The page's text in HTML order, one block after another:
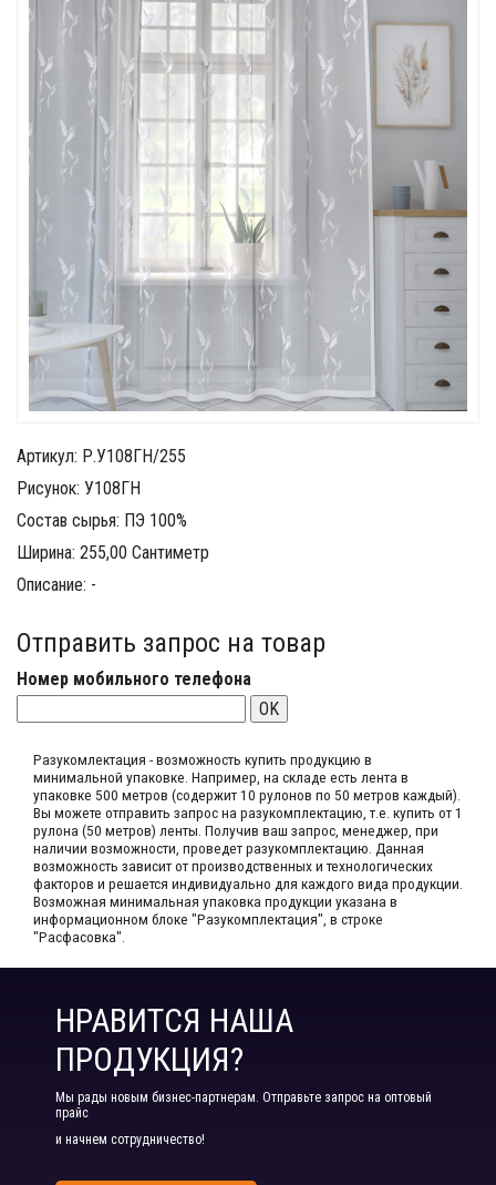
Артикул: Р.У108ГН/255
Рисунок: У108ГН
Состав сырья: ПЭ 100%
Ширина: 255,00 Сантиметр
Описание: -
Отправить запрос на товар
Номер мобильного телефона
OK
Разукомлектация - возможность купить продукцию в
минимальной упаковке. Например, на складе​ есть лента в
упаковке 500 метров (содержит 10 рулонов по 50 метров каждый).​
Вы можете отправить запрос на разукомплектацию, т.е. купить от 1
рулона (50 метров) ленты. Получив ваш запрос,​ менеджер, при
наличии возможности, проведет разукомплектацию. Данная
возможность зависит от производственных​ и технологических
факторов и решается индивидуально для каждого вида продукции.​
Возможная минимальная упаковка продукции указана в
информационном блоке "Разукомплектация", в строке
"Расфасовка".
НРАВИТСЯ НАША
ПРОДУКЦИЯ?
Мы рады новым бизнес-партнерам. Отправьте запрос на оптовый
прайс
и начнем сотрудничество!